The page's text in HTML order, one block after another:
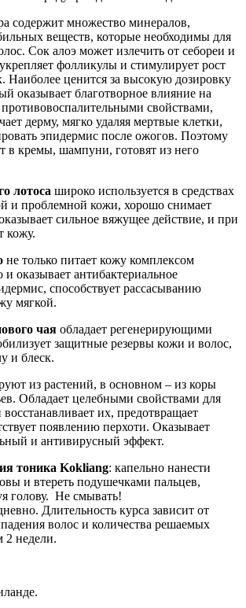
содержит множество минералов,
веществ, которые необходимы для
Сок алоэ может излечить от себореи и
фолликулы и стимулирует рост
Наиболее ценится за высокую дозировку
оказывает благотворное влияние на
свойствами,
дерму, мягко удаляя мертвые клетки,
эпидермис после ожогов. Поэтому
в кремы, шампуни, готовят из него
лотоса широко используется в средствах
и проблемной кожи, хорошо снимает
сильное вяжущее действие, и при
кожу.
не только питает кожу комплексом
оказывает антибактериальное
способствует рассасыванию
мягкой.
чая обладает регенерирующими
защитные резервы кожи и волос,
и блеск.
из растений, в основном – из коры
Обладает целебными свойствами для
восстанавливает их, предотвращает
появлению перхоти. Оказывает
и антивирусный эффект.
тоника Kokliang: капельно нанести
и втереть подушечками пальцев,
голову. Не смывать!
Длительность курса зависит от
волос и количества решаемых
недели.